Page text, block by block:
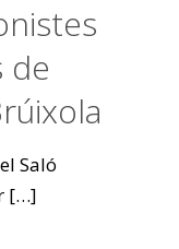
de
Saló
[…]